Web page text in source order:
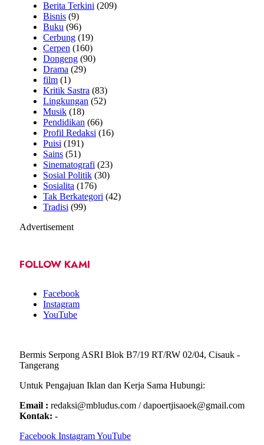
Berita Terkini (209)
Bisnis (9)
Buku (96)
Cerbung (19)
Cerpen (160)
Dongeng (90)
Drama (29)
film (1)
Kritik Sastra (83)
Lingkungan (52)
Musik (18)
Pendidikan (66)
Profil Redaksi (16)
Puisi (191)
Sains (51)
Sinematografi (23)
Sosial Politik (30)
Sosialita (176)
Tak Berkategori (42)
Tradisi (99)
Advertisement
FOLLOW KAMI
Facebook
Instagram
YouTube
Bermis Serpong ASRI Blok B7/19 RT/RW 02/04, Cisauk -
Tangerang
Untuk Pengajuan Iklan dan Kerja Sama Hubungi:
Email : redaksi@mbludus.com / dapoertjisaoek@gmail.com
Kontak: -
Facebook InstagramYouTube